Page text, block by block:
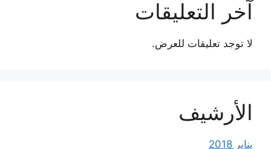
آخر التعليقات
لا توجد تعليقات للعرض.
الأرشيف
يناير 2018